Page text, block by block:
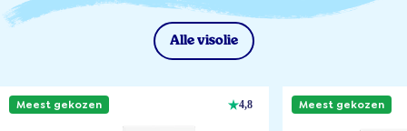
Alle visolie
Meest gekozen 4,8 Meest gekozen